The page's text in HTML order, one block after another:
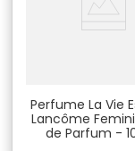
Perfume La Vie
Lancôme
de Parfum -